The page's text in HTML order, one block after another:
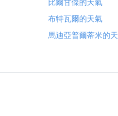
比爾甘傑的天氣
布特瓦爾的天氣
馬迪亞普爾蒂米的